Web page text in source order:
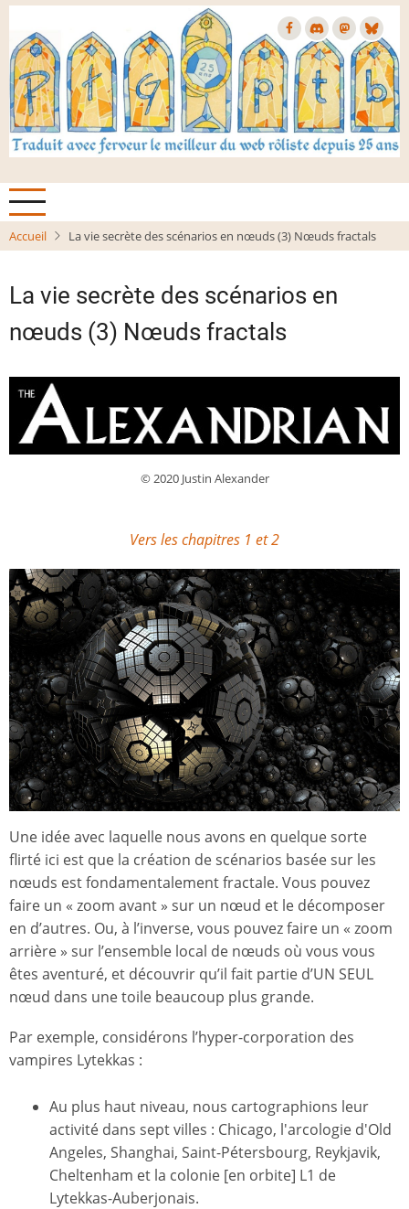
Aller
contenu
principal
Accueil La vie secrète des scénarios en nœuds (3) Nœuds fractals
La vie secrète des scénarios en
nœuds (3) Nœuds fractals
© 2020 Justin Alexander
Vers les chapitres 1 et 2
Une idée avec laquelle nous avons en quelque sorte
flirté ici est que la création de scénarios basée sur les
nœuds est fondamentalement fractale. Vous pouvez
faire un « zoom avant » sur un nœud et le décomposer
en d’autres. Ou, à l’inverse, vous pouvez faire un « zoom
arrière » sur l’ensemble local de nœuds où vous vous
êtes aventuré, et découvrir qu’il fait partie d’UN SEUL
nœud dans une toile beaucoup plus grande.
Par exemple, considérons l’hyper-corporation des
vampires Lytekkas :
Au plus haut niveau, nous cartographions leur
activité dans sept villes : Chicago, l'arcologie d'Old
Angeles, Shanghai, Saint-Pétersbourg, Reykjavik,
Cheltenham et la colonie [en orbite] L1 de
Lytekkas-Auberjonais.